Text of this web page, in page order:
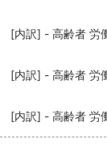
[内訳] - 高齢者 労
[内訳] - 高齢者 労
[内訳] - 高齢者 労